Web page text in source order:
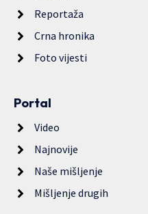
Reportaža
Crna hronika
Foto vijesti
Portal
Video
Najnovije
Naše mišljenje
Mišljenje drugih